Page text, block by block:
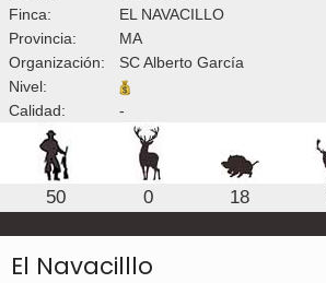
Finca:
EL NAVACILLO
Provincia:
MA
Organización:
SC Alberto García
Nivel:
Calidad:
-
50 0 18
El Navacilllo